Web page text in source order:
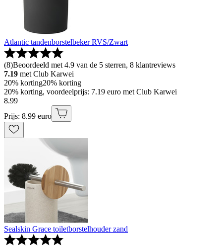
Atlantic tandenborstelbeker RVS/Zwart
(8)Beoordeeld met 4.9 van de 5 sterren, 8 klantreviews
7.19 met Club Karwei
20% korting20% korting
20% korting, voordeelprijs: 7.19 euro met Club Karwei
8.99
Prijs: 8.99 euro
Sealskin Grace toiletborstelhouder zand